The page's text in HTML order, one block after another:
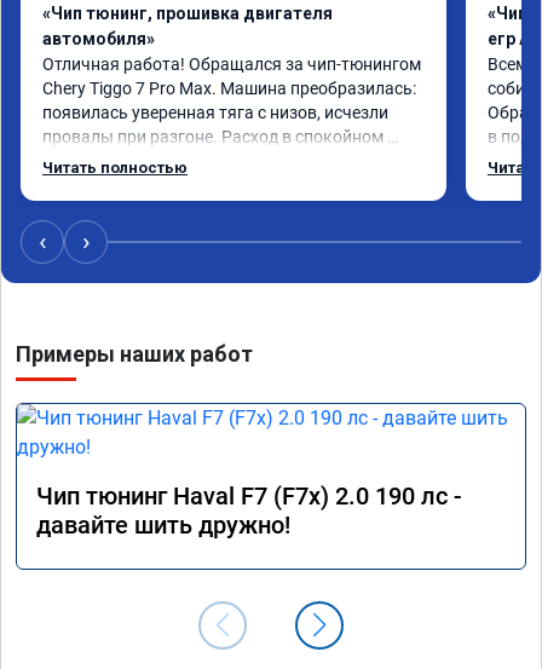
«Чип тюнинг, прошивка двигателя
автомобиля»
Отличная работа! Обращался за чип-тюнингом
Chery Tiggo 7 Pro Max. Машина преобразилась:
появилась уверенная тяга с низов, исчезли
провалы при разгоне. Расход в спокойном
режиме даже немного снизился. Все сделали
Читать полностью
«Чип
егр
Всем
в
‹ ›
Примеры наших работ
Чип тюнинг Haval F7 (F7x) 2.0 190 лс -
давайте шить дружно!